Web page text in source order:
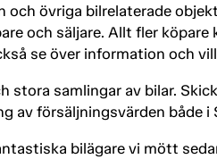
övriga bilrelaterade
och säljare. Allt fler köpare
se över information och
stora samlingar av bilar.
av försäljningsvärden både
bilägare vi mött